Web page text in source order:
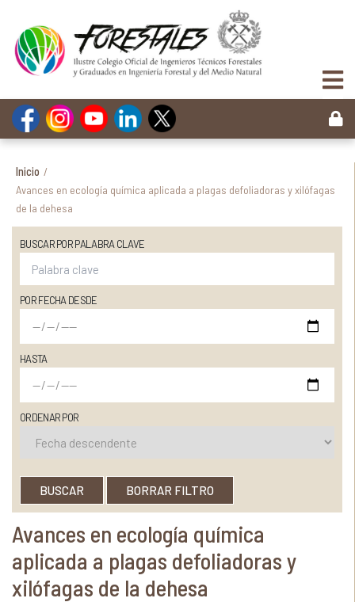
Inicio /
Avances en ecología química aplicada a plagas defoliadoras y xilófagas
de la dehesa
BUSCAR POR PALABRA CLAVE
POR FECHA DESDE
HASTA
ORDENAR POR
BUSCAR BORRAR FILTRO
Avances en ecología química
aplicada a plagas defoliadoras y
xilófagas de la dehesa